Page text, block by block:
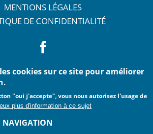
MENTIONS LÉGALES
DE CONFIDENTIALITÉ
cookies sur ce site pour améliorer
"oui j'accepte", vous nous autorisez l'usage de
plus d'information à ce sujet
NAVIGATION